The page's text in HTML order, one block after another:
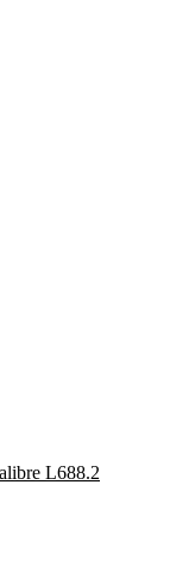
L688.2